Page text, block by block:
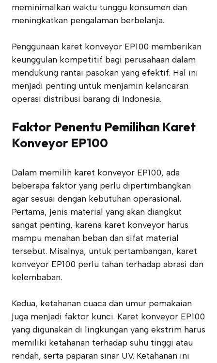
meminimalkan waktu tunggu konsumen dan
meningkatkan pengalaman berbelanja.
Penggunaan karet konveyor EP100 memberikan
keunggulan kompetitif bagi perusahaan dalam
mendukung rantai pasokan yang efektif. Hal ini
menjadi penting untuk menjamin kelancaran
operasi distribusi barang di Indonesia.
Faktor Penentu Pemilihan Karet
Konveyor EP100
Dalam memilih karet konveyor EP100, ada
beberapa faktor yang perlu dipertimbangkan
agar sesuai dengan kebutuhan operasional.
Pertama, jenis material yang akan diangkut
sangat penting, karena karet konveyor harus
mampu menahan beban dan sifat material
tersebut. Misalnya, untuk pertambangan, karet
konveyor EP100 perlu tahan terhadap abrasi dan
kelembaban.
Kedua, ketahanan cuaca dan umur pemakaian
juga menjadi faktor kunci. Karet konveyor EP100
yang digunakan di lingkungan yang ekstrim harus
memiliki ketahanan terhadap suhu tinggi atau
rendah, serta paparan sinar UV. Ketahanan ini